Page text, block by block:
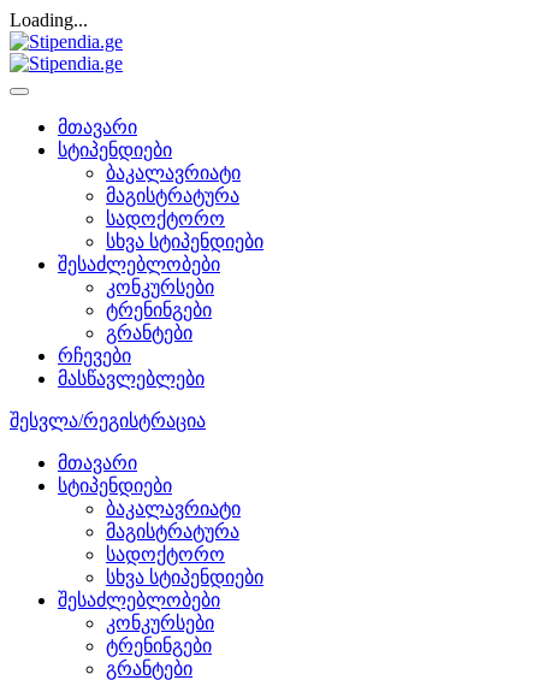
Loading...
მთავარი
სტიპენდიები
ბაკალავრიატი
მაგისტრატურა
სადოქტორო
სხვა სტიპენდიები
შესაძლებლობები
კონკურსები
ტრენინგები
გრანტები
რჩევები
მასწავლებლები
შესვლა/რეგისტრაცია
მთავარი
სტიპენდიები
ბაკალავრიატი
მაგისტრატურა
სადოქტორო
სხვა სტიპენდიები
შესაძლებლობები
კონკურსები
ტრენინგები
გრანტები